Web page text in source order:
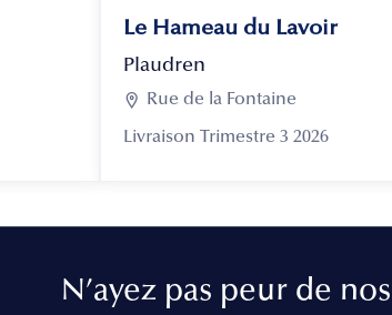
Le Hameau du Lavoir
Plaudren
 Rue de la Fontaine
Livraison Trimestre 3 2026
N’ayez pas peur de